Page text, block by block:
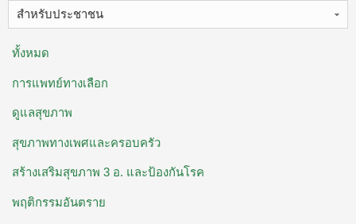
สำหรับประชาชน
ทั้งหมด
การแพทย์ทางเลือก
ดูแลสุขภาพ
สุขภาพทางเพศและครอบครัว
สร้างเสริมสุขภาพ 3 อ. ​และป้องกันโรค
พฤติกรรมอันตราย